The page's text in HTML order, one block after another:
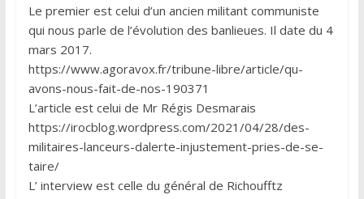
Le premier est celui d’un ancien militant communiste
qui nous parle de l’évolution des banlieues. Il date du 4
mars 2017.
https://www.agoravox.fr/tribune-libre/article/qu-
avons-nous-fait-de-nos-190371
L’article est celui de Mr Régis Desmarais
https://irocblog.wordpress.com/2021/04/28/des-
militaires-lanceurs-dalerte-injustement-pries-de-se-
taire/
L’ interview est celle du général de Richoufftz